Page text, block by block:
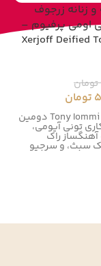
و زنانه زرجوف
اومی پرفیوم –
Xerjoff Deified
تومان
تومان
عطر Tony Iommi Deified دومین
تونی آیومی،
راک
سبث، و سرجیو